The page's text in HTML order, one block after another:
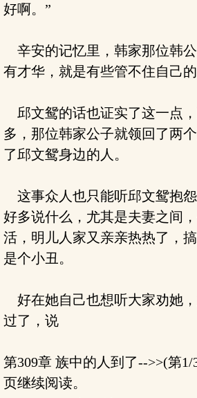
好啊。”
辛安的记忆里，韩家那位韩
有才华，就是有些管不住自己的
邱文鸳的话也证实了这一点
多，那位韩家公子就领回了两
了邱文鸳身边的人。
这事众人也只能听邱文鸳抱
好多说什么，尤其是夫妻之间
活，明儿人家又亲亲热热了，
是个小丑。
好在她自己也想听大家劝她
过了，说
第309章 族中的人到了-->>(第
页继续阅读。